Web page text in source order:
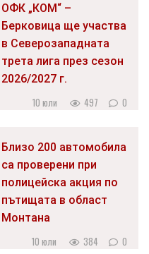
ОФК „КОМ“ –
Берковица ще участва
в Северозападната
трета лига през сезон
2026/2027 г.
10 юли 497 0
Близо 200 автомобила
са проверени при
полицейска акция по
пътищата в област
Монтана
10 юли 384 0